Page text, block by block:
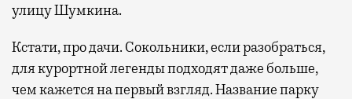
улицу Шумкина.
Кстати, про дачи. Сокольники, если разобраться,
для курортной легенды подходят даже больше,
чем кажется на первый взгляд. Название парку